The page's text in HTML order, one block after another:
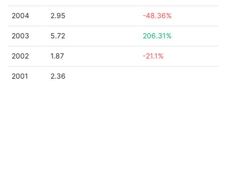
2004 2.95 -48.36%
2003 5.72 206.31%
2002 1.87 -21.1%
2001 2.36